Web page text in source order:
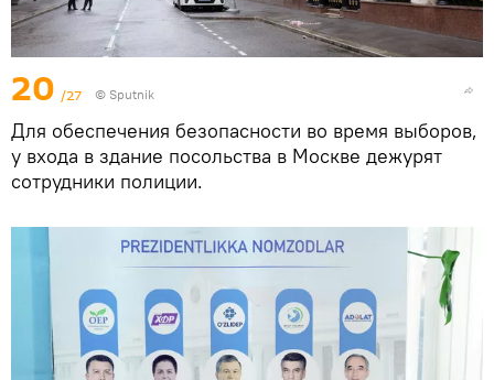
20 /27 © Sputnik
Для обеспечения безопасности во время выборов,
у входа в здание посольства в Москве дежурят
сотрудники полиции.